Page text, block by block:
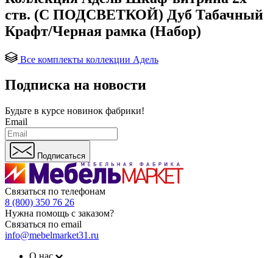
ств. (С ПОДСВЕТКОЙ) Дуб Табачный
Крафт/Черная рамка (Набор)
Все комплекты коллекции Адель
Подписка на новости
Будьте в курсе новинок фабрики!
Email
Подписаться
Связаться по телефонам
8 (800) 350 76 26
Нужна помощь с заказом?
Связаться по email
info@mebelmarket31.ru